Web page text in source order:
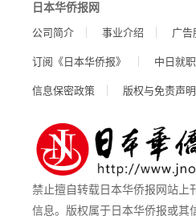
日本华侨报网
公司简介 事业介绍 广告
订阅《日本华侨报》
中日就
信息保密政策
版权与免责声明
禁止擅自转载日本华侨报网站上
信息。版权属于日本华侨报或其